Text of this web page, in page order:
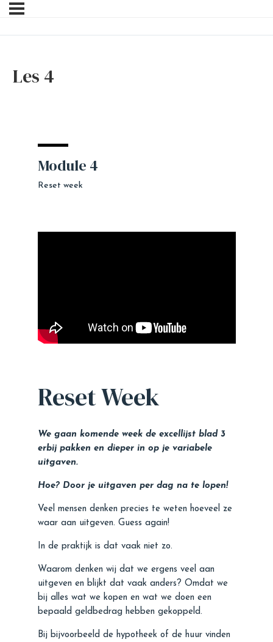
Les 4
Module 4
Reset week
Reset Week
We gaan komende week de excellijst blad 3
erbij pakken en dieper in op je variabele
uitgaven.
Hoe? Door je uitgaven per dag na te lopen!
Veel mensen denken precies te weten hoeveel ze
waar aan uitgeven. Guess again!
In de praktijk is dat vaak niet zo.
Waarom denken wij dat we ergens veel aan
uitgeven en blijkt dat vaak anders? Omdat we
bij alles wat we kopen en wat we doen een
bepaald geldbedrag hebben gekoppeld.
Bij bijvoorbeeld de hypotheek of de huur vinden